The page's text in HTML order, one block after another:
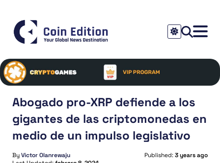
Abogado pro-XRP defiende a los
gigantes de las criptomonedas en
medio de un impulso legislativo
ByVictor Olanrewaju Published:3 years ago